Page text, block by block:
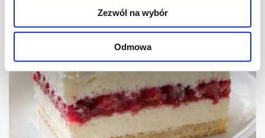
Zezwól na wybór
Odmowa